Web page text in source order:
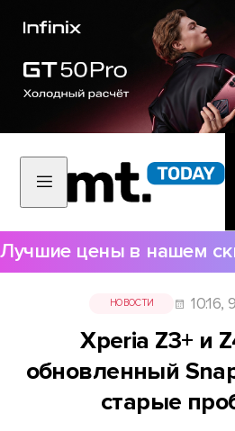
Лучшие цены в нашем
НОВОСТИ 10:16,
Xperia Z3+ и
обновленный
старые